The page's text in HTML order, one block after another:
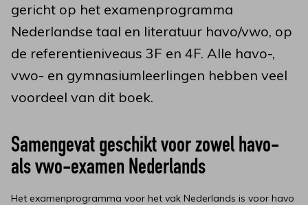
gericht op het examenprogramma
Nederlandse taal en literatuur havo/vwo, op
de referentieniveaus 3F en 4F. Alle havo-,
vwo- en gymnasiumleerlingen hebben veel
voordeel van dit boek.
Samengevat geschikt voor zowel havo-
als vwo-examen Nederlands
Het examenprogramma voor het vak Nederlands is voor havo